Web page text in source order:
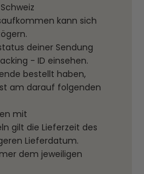
kann sich
deiner Sendung
- ID einsehen.
bestellt haben,
am darauf folgenden
mit
gilt die Lieferzeit des
Lieferdatum.
dem jeweiligen